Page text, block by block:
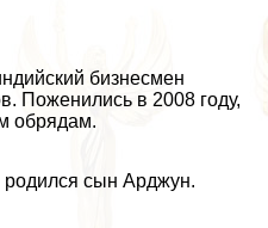
бизнесмен
Поженились в 2008 году,
обрядам.
родился сын Арджун.